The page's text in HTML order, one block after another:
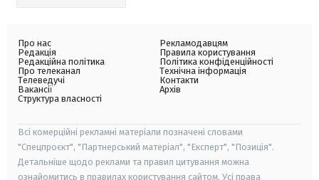
Про нас
Редакція
Редакційна політика
Про телеканал
Телеведучі
Вакансії
Структура власності
Рекламодавцям
Правила користування
Політика конфіденційності
Технічна інформація
Контакти
Архів
Всі комерційні рекламні матеріали позначені словами
"Спецпроєкт", "Партнерський матеріал", "Експерт", "Позиція".
Детальніше щодо реклами та правил цитування можна
ознайомитись в правилах користування сайтом. Усі права